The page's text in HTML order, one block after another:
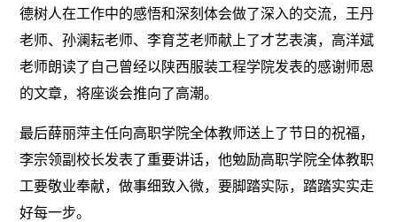
德树人在工作中的感悟和深刻体会做了深入的交流，王丹
老师、孙澜耘老师、李育芝老师献上了才艺表演，高洋斌
老师朗读了自己曾经以陕西服装工程学院发表的感谢师恩
的文章，将座谈会推向了高潮。
最后薛丽萍主任向高职学院全体教师送上了节日的祝福，
李宗领副校长发表了重要讲话，他勉励高职学院全体教职
工要敬业奉献，做事细致入微，要脚踏实际，踏踏实实走
好每一步。